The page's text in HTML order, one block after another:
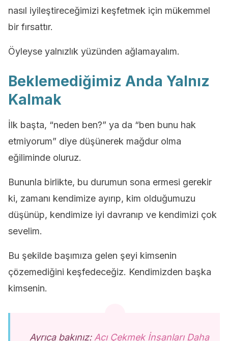
nasıl iyileştireceğimizi keşfetmek için mükemmel
bir fırsattır.
Öyleyse yalnızlık yüzünden ağlamayalım.
Beklemediğimiz Anda Yalnız
Kalmak
İlk başta, “neden ben?” ya da “ben bunu hak
etmiyorum” diye düşünerek mağdur olma
eğiliminde oluruz.
Bununla birlikte, bu durumun sona ermesi gerekir
ki, zamanı kendimize ayırıp, kim olduğumuzu
düşünüp, kendimize iyi davranıp ve kendimizi çok
sevelim.
Bu şekilde başımıza gelen şeyi kimsenin
çözemediğini keşfedeceğiz. Kendimizden başka
kimsenin.
Ayrıca bakınız: Acı Çekmek İnsanları Daha